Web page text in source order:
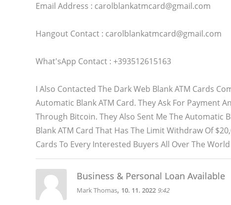
Email Address : carolblankatmcard@gmail.com
Hangout Contact : carolblankatmcard@gmail.com
What'sApp Contact : +393512615163
I Also Contacted The Dark Web Blank ATM Cards
Automatic Blank ATM Card. They Ask For Payment
Through Bitcoin. They Also Sent Me The Automatic
Blank ATM Card That Has The Limit Withdraw Of
Cards To Every Interested Buyers All Over The
Business & Personal Loan Available
Mark Thomas, 10. 11. 2022 9:42